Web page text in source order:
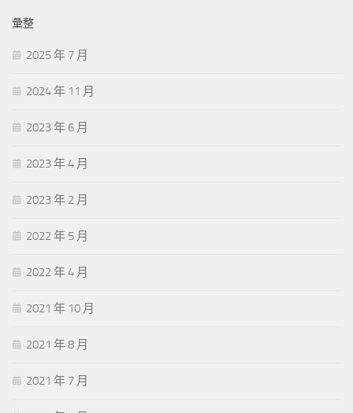
彙整
2025 年 7 月
2024 年 11 月
2023 年 6 月
2023 年 4 月
2023 年 2 月
2022 年 5 月
2022 年 4 月
2021 年 10 月
2021 年 8 月
2021 年 7 月